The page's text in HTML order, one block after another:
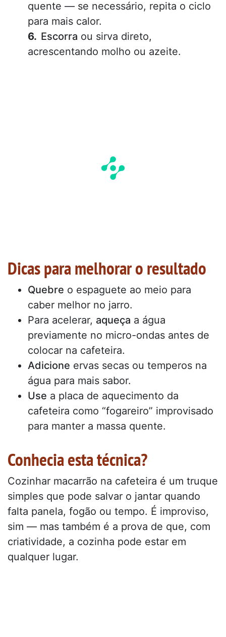
quente — se necessário, repita o ciclo
para mais calor.
Escorra ou sirva direto,
acrescentando molho ou azeite.
Dicas para melhorar o resultado
Quebre o espaguete ao meio para
caber melhor no jarro.
Para acelerar, aqueça a água
previamente no micro-ondas antes de
colocar na cafeteira.
Adicione ervas secas ou temperos na
água para mais sabor.
Use a placa de aquecimento da
cafeteira como “fogareiro” improvisado
para manter a massa quente.
Conhecia esta técnica?
Cozinhar macarrão na cafeteira é um truque
simples que pode salvar o jantar quando
falta panela, fogão ou tempo. É improviso,
sim — mas também é a prova de que, com
criatividade, a cozinha pode estar em
qualquer lugar.